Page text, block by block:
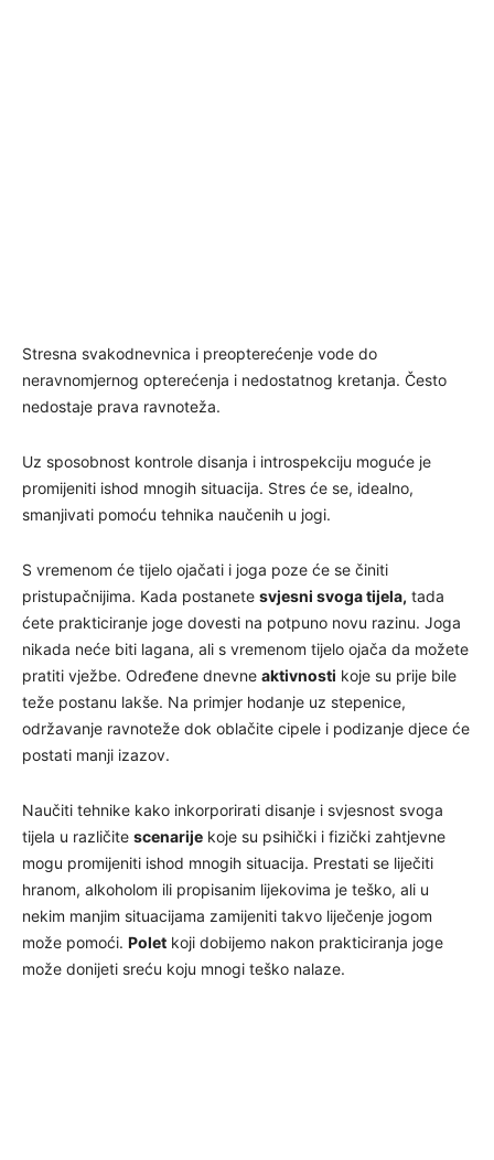
Stresna svakodnevnica i preopterećenje vode do
neravnomjernog opterećenja i nedostatnog kretanja. Često
nedostaje prava ravnoteža.
Uz sposobnost kontrole disanja i introspekciju moguće je
promijeniti ishod mnogih situacija. Stres će se, idealno,
smanjivati pomoću tehnika naučenih u jogi.
S vremenom će tijelo ojačati i joga poze će se činiti
pristupačnijima. Kada postanete svjesni svoga tijela, tada
ćete prakticiranje joge dovesti na potpuno novu razinu. Joga
nikada neće biti lagana, ali s vremenom tijelo ojača da možete
pratiti vježbe. Određene dnevne aktivnosti koje su prije bile
teže postanu lakše. Na primjer hodanje uz stepenice,
održavanje ravnoteže dok oblačite cipele i podizanje djece će
postati manji izazov.
Naučiti tehnike kako inkorporirati disanje i svjesnost svoga
tijela u različite scenarije koje su psihički i fizički zahtjevne
mogu promijeniti ishod mnogih situacija. Prestati se liječiti
hranom, alkoholom ili propisanim lijekovima je teško, ali u
nekim manjim situacijama zamijeniti takvo liječenje jogom
može pomoći. Polet koji dobijemo nakon prakticiranja joge
može donijeti sreću koju mnogi teško nalaze.